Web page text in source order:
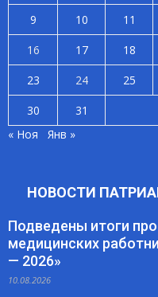
9
10 11
16
17 18
23
24 25
30
31
« Ноя
Янв »
НОВОСТИ
Подведены итоги
медицинских
— 2026»
10.08.2026